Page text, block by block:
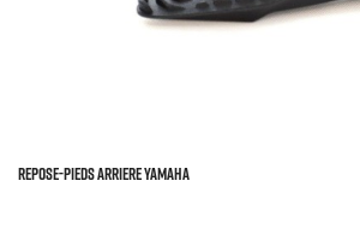
REPOSE-PIEDS ARRIERE YAMAHA